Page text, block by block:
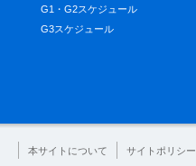
G1・G2スケジュール
G3スケジュール
本サイトについて サイトポリシー